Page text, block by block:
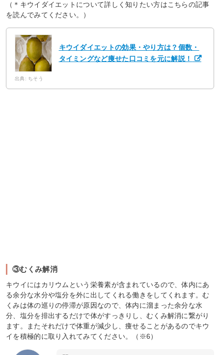
（＊キウイダイエットについて詳しく知りたい方はこちらの記事
を読んでみてください。）
キウイダイエットの効果・やり方は？個数・
タイミングなど痩せた口コミを元に解説！
出典: ちそう
③むくみ解消
キウイにはカリウムという栄養素が含まれているので、体内にあ
る余分な水分や塩分を外に出してくれる働きをしてくれます。む
くみは体の巡りの停滞が原因なので、体内に溜まった余分な水
分、塩分を排出するだけで体がすっきりし、むくみ解消に繋がり
ます。またそれだけで体重が減少し、痩せることがあるのでキウ
イを積極的に取り入れてみてください。（※6）